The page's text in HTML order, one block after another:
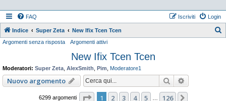
FAQ Login
Iscriviti
Indice Super Zeta New Ifix Tcen Tcen
Argomenti senza risposta Argomenti attivi
New Ifix Tcen Tcen
Moderatori: Super Zeta AlexSmith Pim Moderatore1
Nuovo argomento Cerca
6299 argomenti Pagina di 126
1 2 3 4 5 126